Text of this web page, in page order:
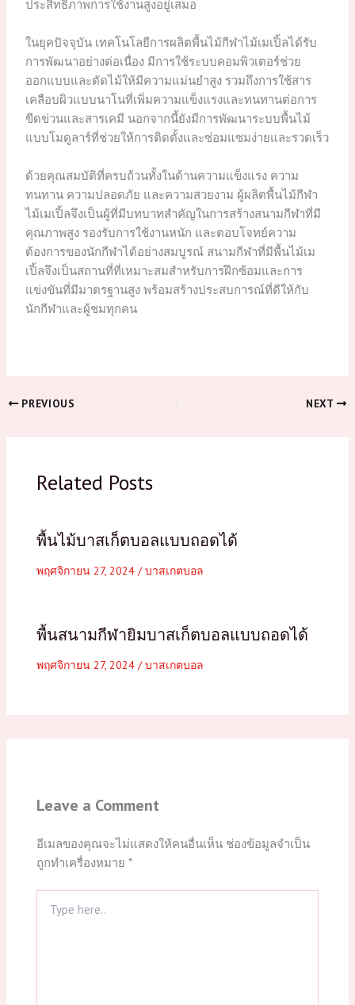
ประสิทธิภาพการใช้งานสูงอยู่เสมอ
ในยุคปัจจุบัน เทคโนโลยีการผลิตพื้นไม้กีฬาไม้เมเปิ้ลได้รับ
การพัฒนาอย่างต่อเนื่อง มีการใช้ระบบคอมพิวเตอร์ช่วย
ออกแบบและตัดไม้ให้มีความแม่นยำสูง รวมถึงการใช้สาร
เคลือบผิวแบบนาโนที่เพิ่มความแข็งแรงและทนทานต่อการ
ขีดข่วนและสารเคมี นอกจากนี้ยังมีการพัฒนาระบบพื้นไม้
แบบโมดูลาร์ที่ช่วยให้การติดตั้งและซ่อมแซมง่ายและรวดเร็ว
ด้วยคุณสมบัติที่ครบถ้วนทั้งในด้านความแข็งแรง ความ
ทนทาน ความปลอดภัย และความสวยงาม ผู้ผลิตพื้นไม้กีฬา
ไม้เมเปิ้ลจึงเป็นผู้ที่มีบทบาทสำคัญในการสร้างสนามกีฬาที่มี
คุณภาพสูง รองรับการใช้งานหนัก และตอบโจทย์ความ
ต้องการของนักกีฬาได้อย่างสมบูรณ์ สนามกีฬาที่มีพื้นไม้เม
เปิ้ลจึงเป็นสถานที่ที่เหมาะสมสำหรับการฝึกซ้อมและการ
แข่งขันที่มีมาตรฐานสูง พร้อมสร้างประสบการณ์ที่ดีให้กับ
นักกีฬาและผู้ชมทุกคน
PREVIOUS NEXT
Related Posts
พื้นไม้บาสเก็ตบอลแบบถอดได้
พฤศจิกายน 27, 2024 /บาสเกตบอล
พื้นสนามกีฬายิมบาสเก็ตบอลแบบถอดได้
พฤศจิกายน 27, 2024 /บาสเกตบอล
Leave a Comment
อีเมลของคุณจะไม่แสดงให้คนอื่นเห็น ช่องข้อมูลจำเป็น
ถูกทำเครื่องหมาย *
here..